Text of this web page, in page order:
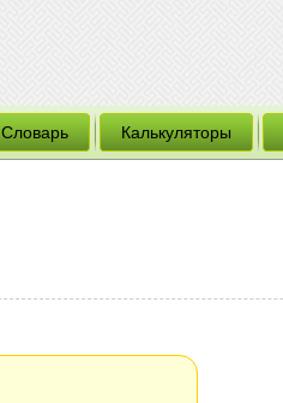
Словарь Калькуляторы